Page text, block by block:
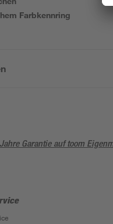
Farbkennring
Garantie auf toom